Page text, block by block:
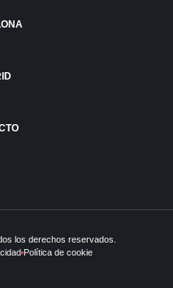
los derechos reservados.
Política de cookie